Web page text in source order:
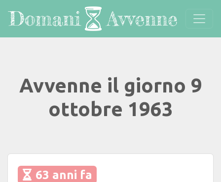
Avvenne il giorno 9
ottobre 1963
63 anni fa